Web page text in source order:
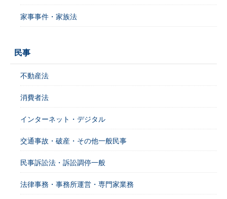
家事事件・家族法
民事
不動産法
消費者法
インターネット・デジタル
交通事故・破産・その他一般民事
民事訴訟法・訴訟調停一般
法律事務・事務所運営・専門家業務